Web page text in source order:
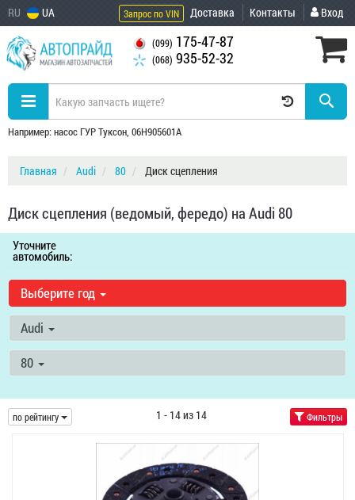
RU UA Запрос по VIN Доставка Контакты Вход
(099) 175-47-87
(068) 935-52-32
Например: насос ГУР Туксон, 06H905601A
Главная Audi 80 Диск сцепления
Диск сцепления (ведомый, фередо) на Audi 80
Уточните
автомобиль:
Выберите год
Audi
80
по рейтингу 1 - 14 из 14 Фильтры